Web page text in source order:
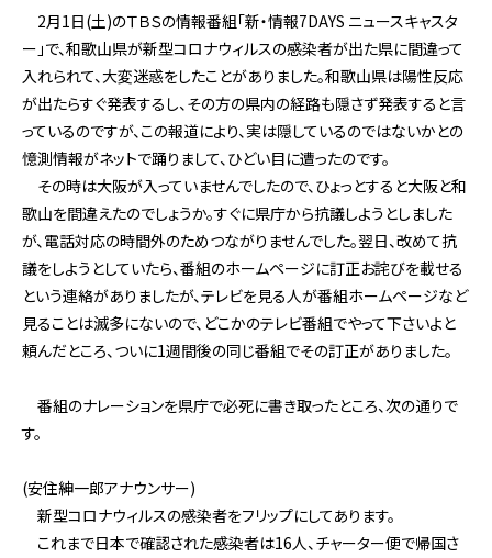
2月1日(土)のＴＢＳの情報番組「新・情報7DAYS ニュースキャスタ
ー」で、和歌山県が新型コロナウィルスの感染者が出た県に間違って
入れられて、大変迷惑をしたことがありました。和歌山県は陽性反応
が出たらすぐ発表するし、その方の県内の経路も隠さず発表すると言
っているのですが、この報道により、実は隠しているのではないかとの
憶測情報がネットで踊りまして、ひどい目に遭ったのです。
その時は大阪が入っていませんでしたので、ひょっとすると大阪と和
歌山を間違えたのでしょうか。すぐに県庁から抗議しようとしました
が、電話対応の時間外のためつながりませんでした。翌日、改めて抗
議をしようとしていたら、番組のホームページに訂正お詫びを載せる
という連絡がありましたが、テレビを見る人が番組ホームページなど
見ることは滅多にないので、どこかのテレビ番組でやって下さいよと
頼んだところ、ついに1週間後の同じ番組でその訂正がありました。
番組のナレーションを県庁で必死に書き取ったところ、次の通りで
す。
(安住紳一郎アナウンサー)
新型コロナウィルスの感染者をフリップにしてあります。
これまで日本で確認された感染者は16人、チャーター便で帰国さ